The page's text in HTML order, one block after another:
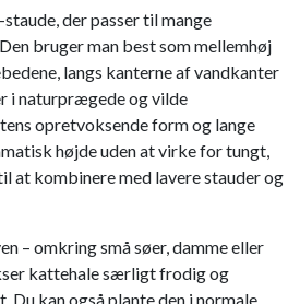
der passer til mange
bruger man best som mellemhøj
langs kanterne af vandkanter
i naturprægede og vilde
opretvoksende form og lange
højde uden at virke for tungt,
at kombinere med lavere stauder og
– omkring små søer, damme eller
kattehale særligt frodig og
kan også plante den i normale